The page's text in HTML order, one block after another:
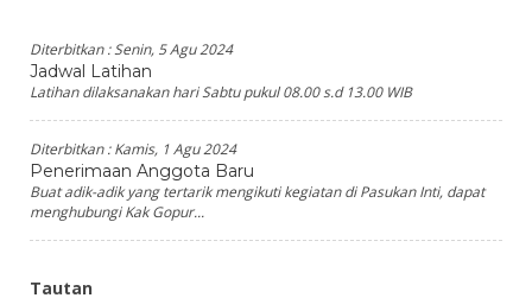
Diterbitkan :Senin, 5 Agu 2024
Jadwal Latihan
Latihan dilaksanakan hari Sabtu pukul 08.00 s.d 13.00 WIB
Diterbitkan :Kamis, 1 Agu 2024
Penerimaan Anggota Baru
Buat adik-adik yang tertarik mengikuti kegiatan di Pasukan Inti, dapat
menghubungi Kak Gopur...
Tautan